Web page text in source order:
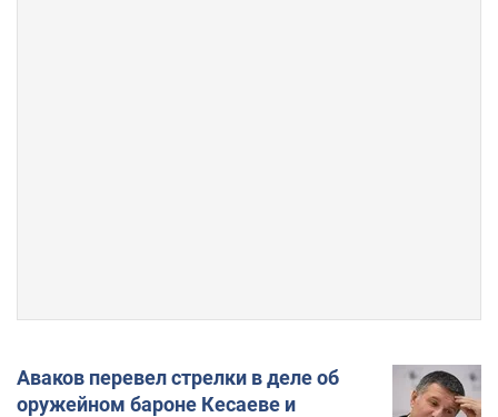
Аваков перевел стрелки в деле об
оружейном бароне Кесаеве и